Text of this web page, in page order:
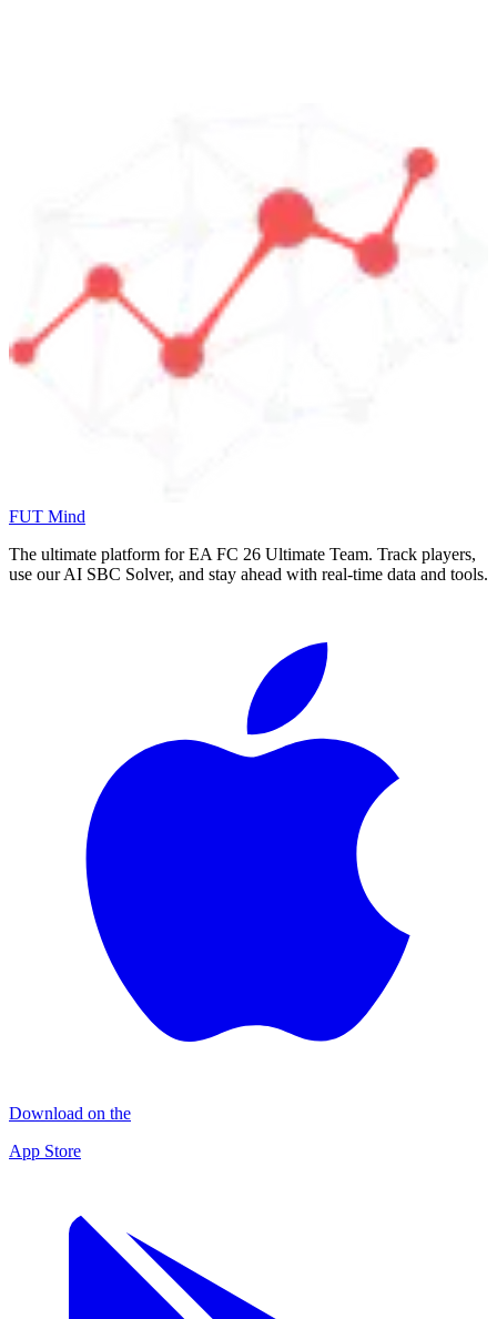
FUT Mind
The ultimate platform for EA FC 26 Ultimate Team. Track players,
use our AI SBC Solver, and stay ahead with real-time data and tools.
Download on the
App Store